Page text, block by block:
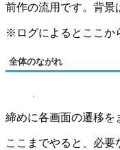
前作の流用です。背景
※ログによるとここか
全体のながれ
締めに各画面の遷移を
ここまでやると、必